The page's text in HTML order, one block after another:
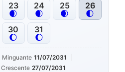
23
🌒
24
🌒
25
🌒
26
🌓
30
🌔
31
🌔
Minguante 11/07/2031
Crescente 27/07/2031